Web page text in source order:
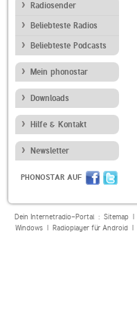
Radiosender
Beliebteste Radios
Beliebteste Podcasts
Mein phonostar
Downloads
Hilfe & Kontakt
Newsletter
PHONOSTAR AUF
Dein Internetradio-Portal : Sitemap|
Windows| Radioplayer für Android|